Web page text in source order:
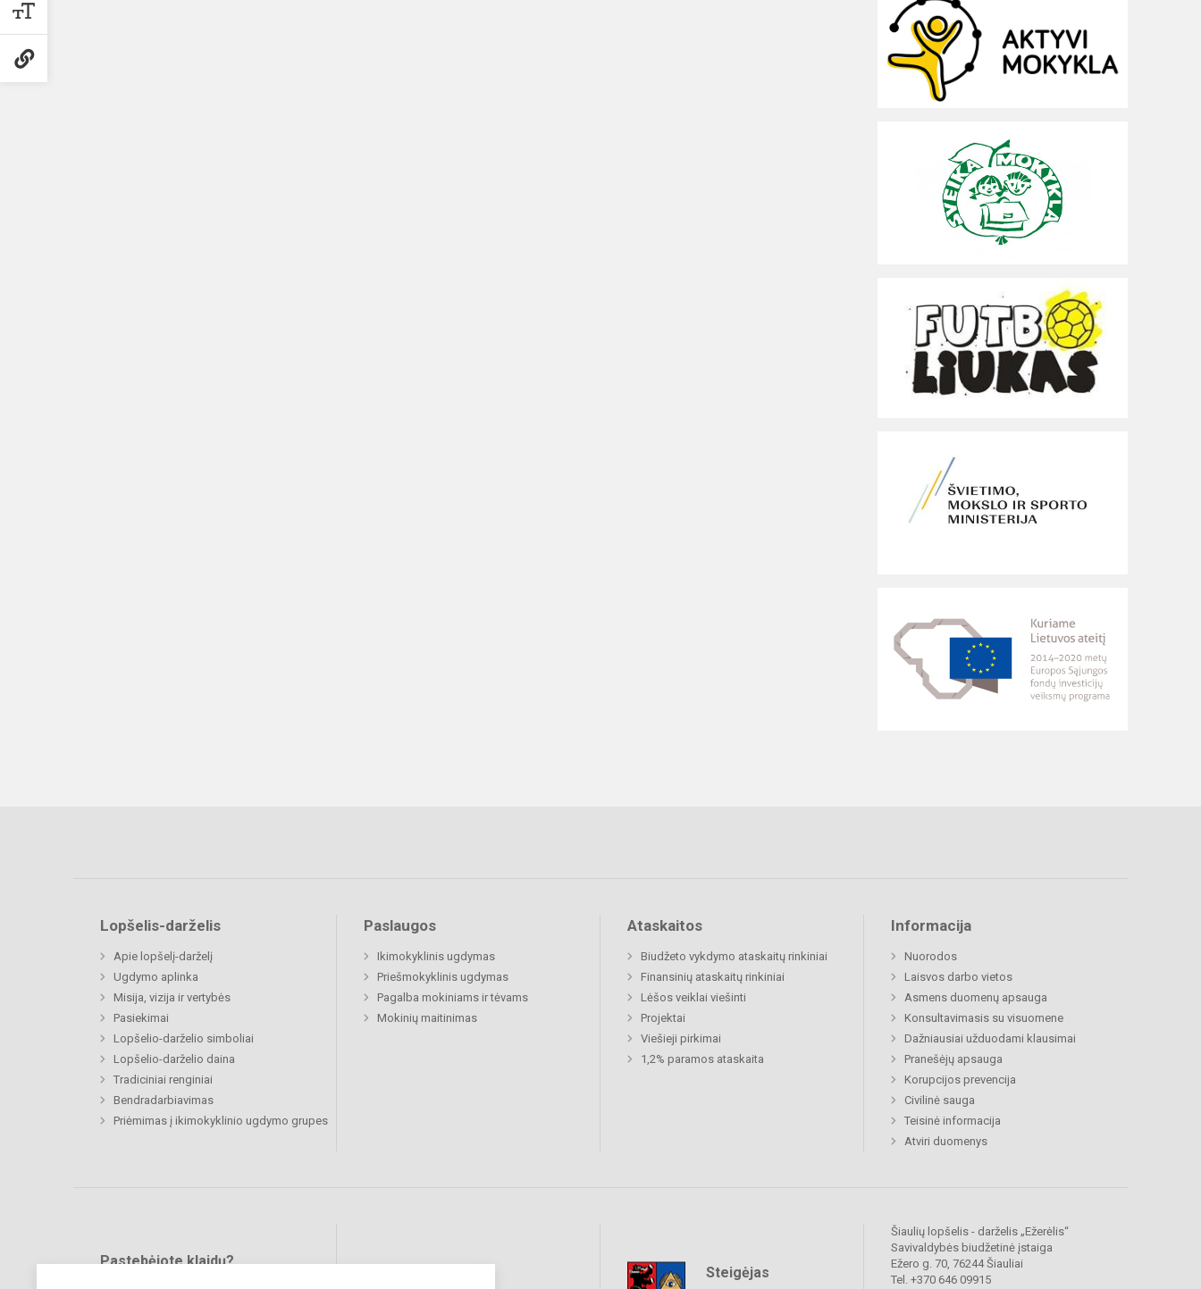
Lopšelis-darželis
Apie lopšelį-darželį
Ugdymo aplinka
Misija, vizija ir vertybės
Pasiekimai
Lopšelio-darželio simboliai
Lopšelio-darželio daina
Tradiciniai renginiai
Bendradarbiavimas
Priėmimas į ikimokyklinio ugdymo grupes
Paslaugos
Ikimokyklinis ugdymas
Priešmokyklinis ugdymas
Pagalba mokiniams ir tėvams
Mokinių maitinimas
Ataskaitos
Biudžeto vykdymo ataskaitų rinkiniai
Finansinių ataskaitų rinkiniai
Lėšos veiklai viešinti
Projektai
Viešieji pirkimai
1,2% paramos ataskaita
Informacija
Nuorodos
Laisvos darbo vietos
Asmens duomenų apsauga
Konsultavimasis su visuomene
Dažniausiai užduodami klausimai
Pranešėjų apsauga
Korupcijos prevencija
Civilinė sauga
Teisinė informacija
Atviri duomenys
Pastebėjote klaidų?
Steigėjas
Šiaulių lopšelis - darželis „Ežerėlis“
Savivaldybės biudžetinė įstaiga
Ežero g. 70, 76244 Šiauliai
Tel. +370 646 09915